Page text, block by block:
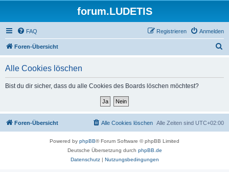
forum.LUDETIS
FAQ Anmelden
Registrieren
Foren-Übersicht
Alle Cookies löschen
Bist du dir sicher, dass du alle Cookies des Boards löschen möchtest?
Foren-Übersicht Alle Zeiten sind UTC+02:00
Alle Cookies löschen
Powered by phpBB® Forum Software © phpBB Limited
Deutsche Übersetzung durch phpBB.de
Datenschutz| Nutzungsbedingungen